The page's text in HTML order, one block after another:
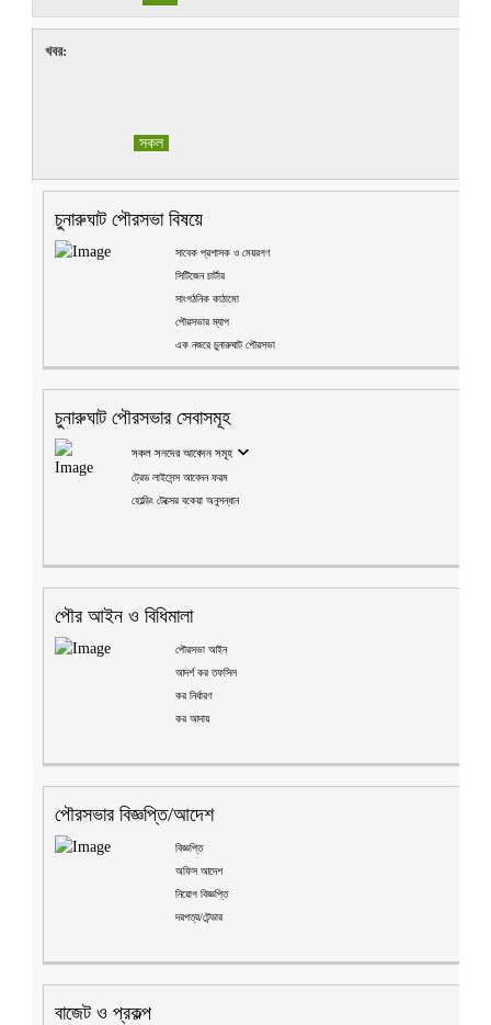
খবর:
সকল
চুনারুঘাট পৌরসভা বিষয়ে
সাবেক প্রশাসক ও মেয়রগণ
সিটিজেন চার্টার
সাংগঠনিক কাঠামো
পৌরসভার ম্যাপ
এক নজরে চুনারুঘাট পৌরসভা
চুনারুঘাট পৌরসভার সেবাসমূহ
সকল সনদের আবেদন সমূহ
ট্রেড লাইসেন্স আবেদন ফরম
হোল্ডিং টেক্সের বকেয়া অনুসন্ধান
পৌর আইন ও বিধিমালা
পৌরসভা আইন
আদর্শ কর তফসিল
কর নির্ধারণ
কর আদায়
পৌরসভার বিজ্ঞপ্তি/আদেশ
বিজ্ঞপ্তি
অফিস আদেশ
নিয়োগ বিজ্ঞপ্তি
দরপত্র/টেন্ডার
বাজেট ও প্রকল্প